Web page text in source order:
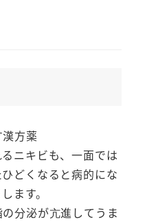
方薬
ニキビも、一面では
どくなると病的にな
ます。
分泌が亢進してうま